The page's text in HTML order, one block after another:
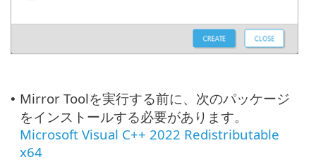
• Mirror Toolを実行する前に、次のパッケージ
をインストールする必要があります。
Microsoft Visual C++ 2022 Redistributable
x64